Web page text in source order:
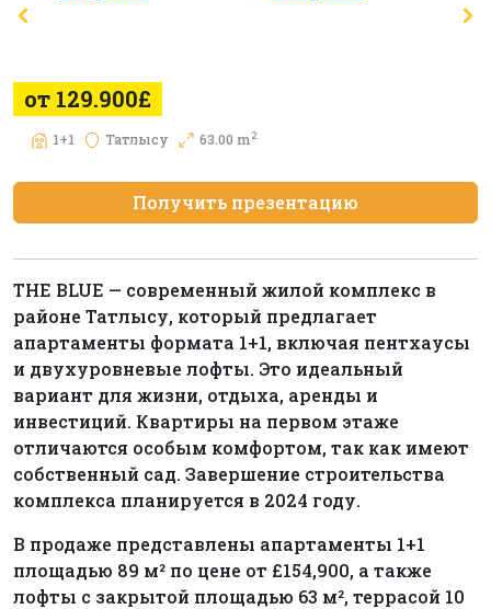
от 129.900£
1+1 Татлысу 63.00 m2
Получить презентацию
THE BLUE — современный жилой комплекс в
районе Татлысу, который предлагает
апартаменты формата 1+1, включая пентхаусы
и двухуровневые лофты. Это идеальный
вариант для жизни, отдыха, аренды и
инвестиций. Квартиры на первом этаже
отличаются особым комфортом, так как имеют
собственный сад. Завершение строительства
комплекса планируется в 2024 году.
В продаже представлены апартаменты 1+1
площадью 89 м² по цене от £154,900, а также
лофты с закрытой площадью 63 м², террасой 10